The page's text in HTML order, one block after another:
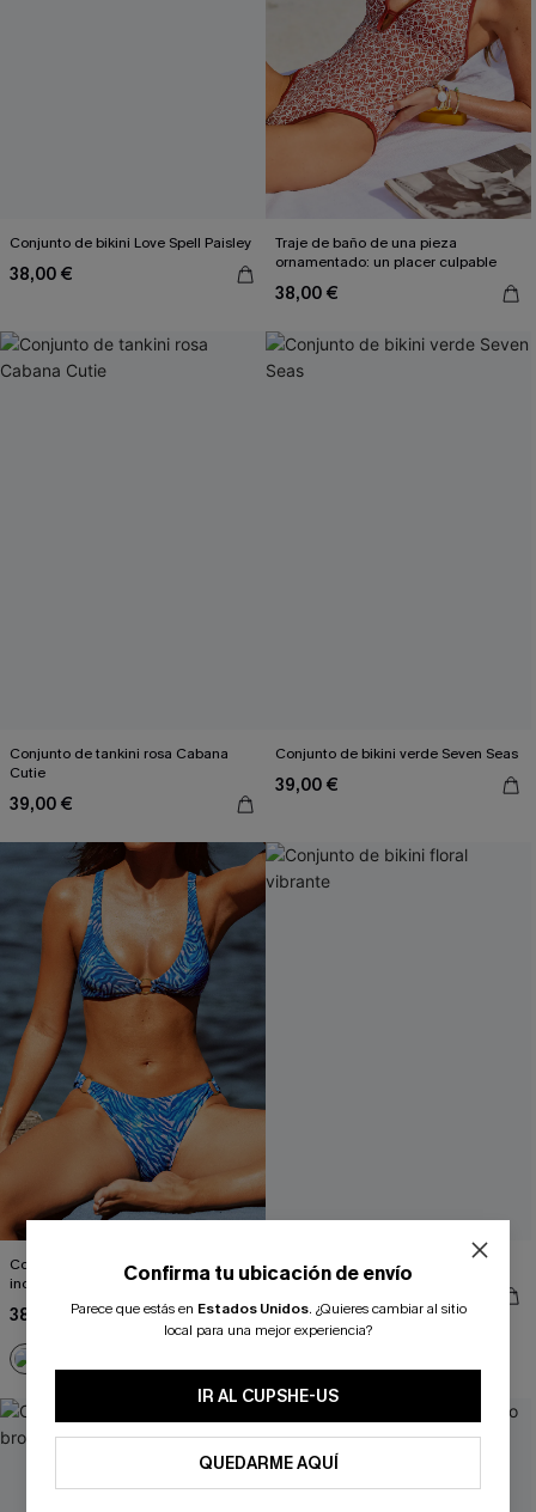
Conjunto de bikini Love Spell Paisley
38,00 €
Traje de baño de una pieza
ornamentado: un placer culpable
38,00 €
Conjunto de tankini rosa Cabana
Cutie
39,00 €
Conjunto de bikini verde Seven Seas
39,00 €
Conjunto de bikini de cebra
inolvidable
38,00 €
Conjunto de bikini floral vibrante
Confirma tu ubicación de envío
Parece que estás en Estados Unidos. ¿Quieres cambiar al sitio
local para una mejor experiencia?
IR AL CUPSHE-US
QUEDARME AQUÍ
¿NUEVO EN CUPSHE?
-10% extra sin compra mínima